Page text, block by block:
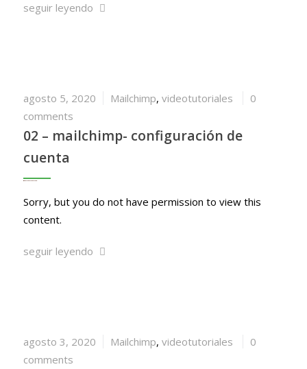
seguir leyendo
agosto 5, 2020 Mailchimp, videotutoriales
0
comments
02 – mailchimp- configuración de
cuenta
Sorry, but you do not have permission to view this
content.
seguir leyendo
agosto 3, 2020 Mailchimp, videotutoriales
0
comments